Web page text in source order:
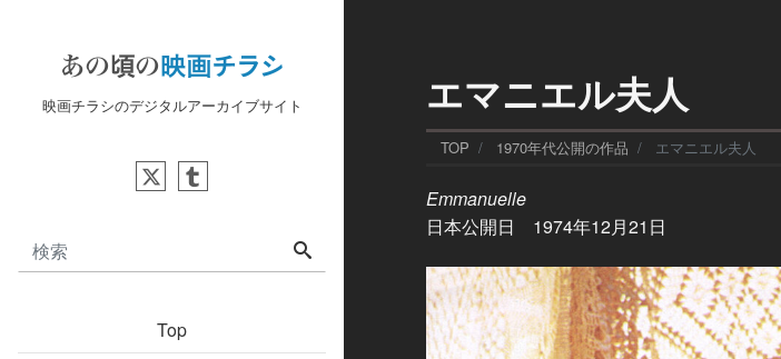
映画チラシのデジタルアーカイブサイト
Top
エマニエル夫人
TOP 1970年代公開の作品 エマニエル夫人
Emmanuelle
日本公開日 1974年12月21日